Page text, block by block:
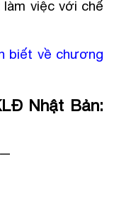
việc với chế
biết về chương
Nhật Bản: